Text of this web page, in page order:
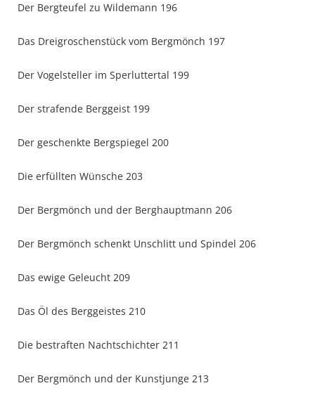
Der Bergteufel zu Wildemann 196
Das Dreigroschenstück vom Bergmönch 197
Der Vogelsteller im Sperluttertal 199
Der strafende Berggeist 199
Der geschenkte Bergspiegel 200
Die erfüllten Wünsche 203
Der Bergmönch und der Berghauptmann 206
Der Bergmönch schenkt Unschlitt und Spindel 206
Das ewige Geleucht 209
Das Öl des Berggeistes 210
Die bestraften Nachtschichter 211
Der Bergmönch und der Kunstjunge 213